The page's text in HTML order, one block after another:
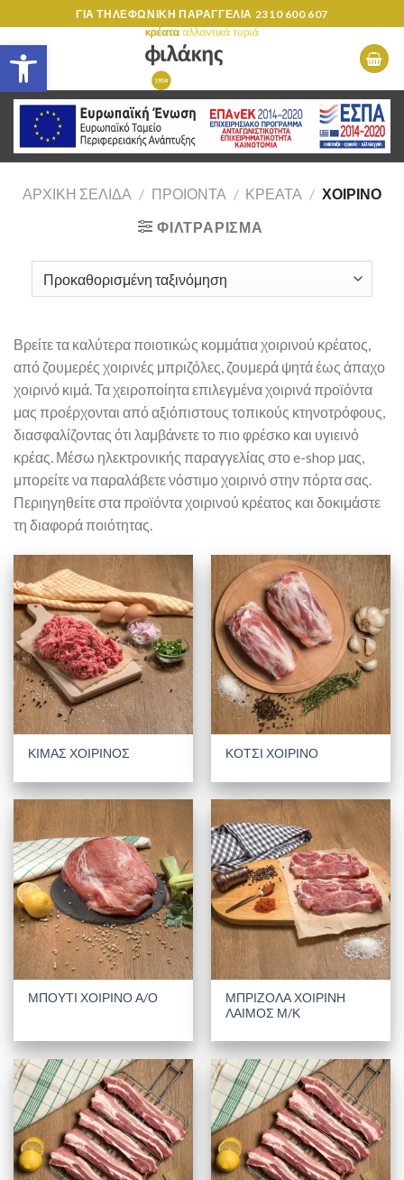
Ανοίξτε τη γραμμή εργαλείων
to
content
ΓΙΑ ΤΗΛΕΦΩΝΙΚΗ ΠΑΡΑΓΓΕΛΙΑ 2310 600 607
ΑΡΧΙΚΉ ΣΕΛΊΔΑ / ΠΡΟΙΟΝΤΑ / ΚΡΕΑΤΑ / ΧΟΙΡΙΝΌ
ΦΙΛΤΡΆΡΙΣΜΑ
Βρείτε τα καλύτερα ποιοτικώς κομμάτια χοιρινού κρέατος,
από ζουμερές χοιρινές μπριζόλες, ζουμερά ψητά έως άπαχο
χοιρινό κιμά. Τα χειροποίητα επιλεγμένα χοιρινά προϊόντα
μας προέρχονται από αξιόπιστους τοπικούς κτηνοτρόφους,
διασφαλίζοντας ότι λαμβάνετε το πιο φρέσκο και υγιεινό
κρέας. Μέσω ηλεκτρονικής παραγγελίας στο e-shop μας,
μπορείτε να παραλάβετε νόστιμο χοιρινό στην πόρτα σας.
Περιηγηθείτε στα προϊόντα χοιρινού κρέατος και δοκιμάστε
τη διαφορά ποιότητας.
ΚΙΜΑΣ ΧΟΙΡΙΝΟΣ ΚΟΤΣΙ ΧΟΙΡΙΝΟ
ΜΠΟΥΤΙ ΧΟΙΡΙΝΟ Α/Ο
ΜΠΡΙΖΟΛΑ ΧΟΙΡΙΝΗ
ΛΑΙΜΟΣ Μ/Κ